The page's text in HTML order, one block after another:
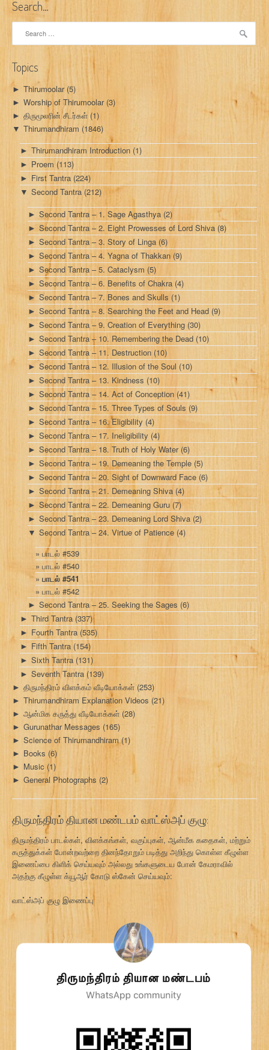
Search…
Topics
► Thirumoolar(5)
► Worship of Thirumoolar(3)
► திருமூலரின் சீடர்கள் (1)
▼ Thirumandhiram (1846)
► Thirumandhiram Introduction (1)
► Proem (113)
► First Tantra (224)
▼ Second Tantra (212)
► Second Tantra – 1. Sage Agasthya (2)
► Second Tantra – 2. Eight Prowesses of Lord Shiva (8)
► Second Tantra – 3. Story of Linga (6)
► Second Tantra – 4. Yagna of Thakkan (9)
► Second Tantra – 5. Cataclysm (5)
► Second Tantra – 6. Benefits of Chakra (4)
► Second Tantra – 7. Bones and Skulls (1)
► Second Tantra – 8. Searching the Feet and Head (9)
► Second Tantra – 9. Creation of Everything (30)
► Second Tantra – 10. Remembering the Dead (10)
► Second Tantra – 11. Destruction (10)
► Second Tantra – 12. Illusion of the Soul (10)
► Second Tantra – 13. Kindness (10)
► Second Tantra – 14. Act of Conception (41)
► Second Tantra – 15. Three Types of Souls (9)
► Second Tantra – 16. Eligibility (4)
► Second Tantra – 17. Ineligibility (4)
► Second Tantra – 18. Truth of Holy Water(6)
► Second Tantra – 19. Demeaning the Temple (5)
► Second Tantra – 20. Sight of Downward Face (6)
► Second Tantra – 21. Demeaning Shiva (4)
► Second Tantra – 22. Demeaning Guru (7)
► Second Tantra – 23. Demeaning Lord Shiva (2)
▼ Second Tantra – 24. Virtue of Patience (4)
பாடல் #539
பாடல் #540
பாடல் #541
பாடல் #542
► Second Tantra – 25. Seeking the Sages (6)
► Third Tantra (337)
► Fourth Tantra (535)
► Fifth Tantra (154)
► Sixth Tantra (131)
► Seventh Tantra (139)
► திருமந்திரம் விளக்கம் வீடியோக்கள் (253)
► Thirumandhiram Explanation Videos (21)
► ஆன்மிக கருத்து வீடியோக்கள் (28)
► Gurunathar Messages (165)
► Science of Thirumandhiram(1)
► Books (6)
► Music (1)
► General Photographs (2)
திருமந்திரம் தியான மண்டபம் வாட்ஸ்அப் குழு:
திருமந்திரம் பாடல்கள், விளக்கங்கள், வகுப்புகள், ஆன்மீக கதைகள், மற்றும்
கருத்துக்கள் போன்றவற்றை தினந்தோறும் படித்து அறிந்து கொள்ள கீழுள்ள
இணைப்பை கிளிக் செய்யவும் அல்லது உங்களுடைய போன் கேமராவில்
அதற்கு கீழுள்ள க்யூஆர் கோடு ஸ்கேன் செய்யவும்:
வாட்ஸ்அப் குழு இணைப்பு